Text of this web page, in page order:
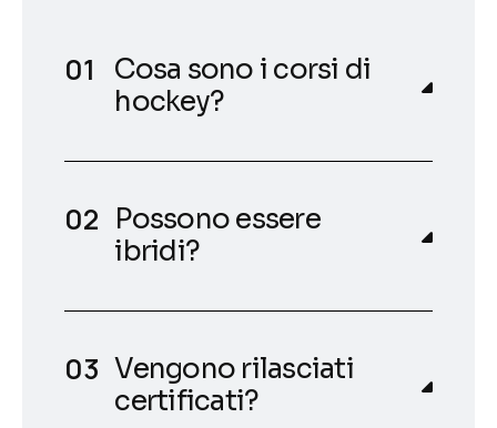
Cosa sono i corsi di
hockey?
Possono essere
ibridi?
Vengono rilasciati
certificati?